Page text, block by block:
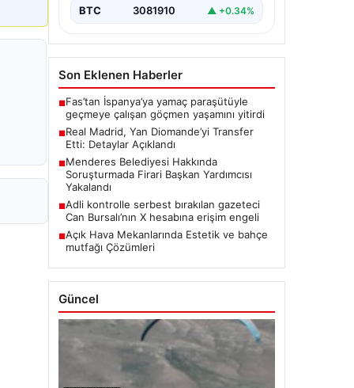
BTC 3081910 ▲ +0.34%
Son Eklenen Haberler
■Fas’tan İspanya’ya yamaç paraşütüyle
geçmeye çalışan göçmen yaşamını yitirdi
■Real Madrid, Yan Diomande’yi Transfer
Etti: Detaylar Açıklandı
■Menderes Belediyesi Hakkında
Soruşturmada Firari Başkan Yardımcısı
Yakalandı
■Adli kontrolle serbest bırakılan gazeteci
Can Bursalı’nın X hesabına erişim engeli
■Açık Hava Mekanlarında Estetik ve bahçe
mutfağı Çözümleri
Güncel